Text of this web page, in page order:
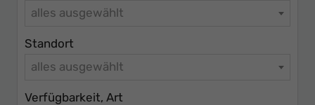
alles ausgewählt
Standort
alles ausgewählt
Verfügbarkeit, Art